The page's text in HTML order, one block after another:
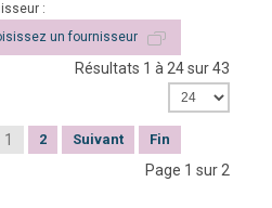
:
un fournisseur
Résultats 1 à 24 sur 43
1 2 Suivant Fin
Page 1 sur 2